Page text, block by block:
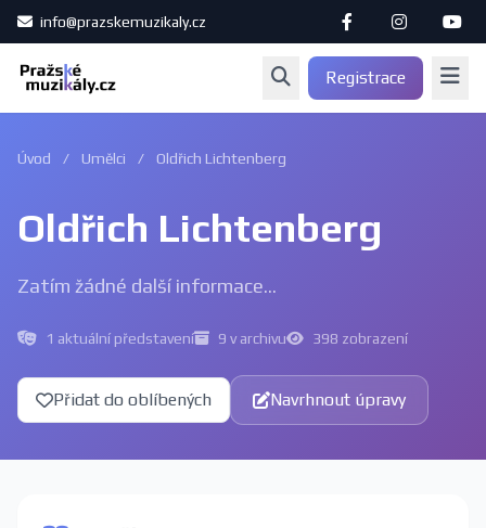
info@prazskemuzikaly.cz
Registrace
Úvod / Umělci / Oldřich Lichtenberg
Oldřich Lichtenberg
Zatím žádné další informace...
1 aktuální představení 9 v archivu 398 zobrazení
Přidat do oblíbených Navrhnout úpravy